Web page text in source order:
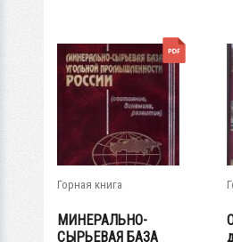
Горная книга
МИНЕРАЛЬНО-
СЫРЬЕВАЯ БАЗА